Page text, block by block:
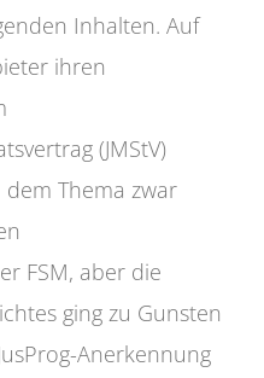
Inhalten. Auf
ihren
(JMStV)
Thema zwar
FSM, aber die
ging zu Gunsten
Anerkennung